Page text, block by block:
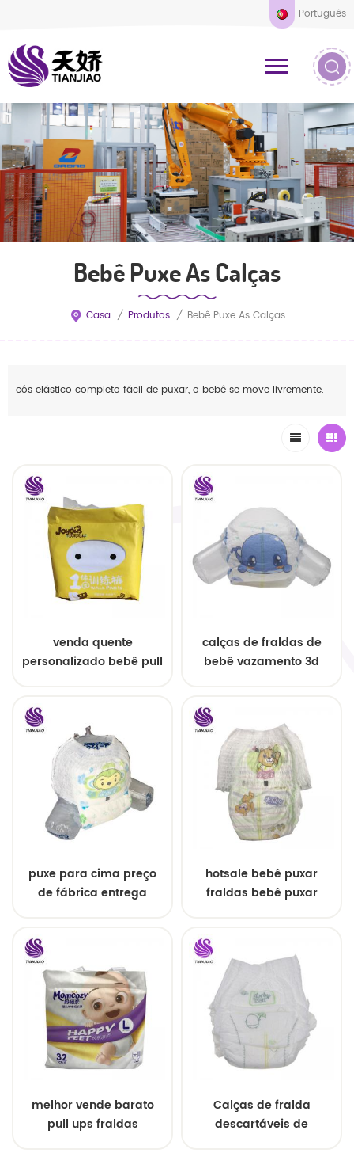
Português
Bebê Puxe As Calças
Casa / Produtos / Bebê Puxe As Calças
cós elástico completo fácil de puxar, o bebê se move livremente.
venda quente
personalizado bebê pull
calças de fraldas de
bebê vazamento 3d
puxe para cima preço
de fábrica entrega
hotsale bebê puxar
fraldas bebê puxar
melhor vende barato
pull ups fraldas
Calças de fralda
descartáveis ​​de